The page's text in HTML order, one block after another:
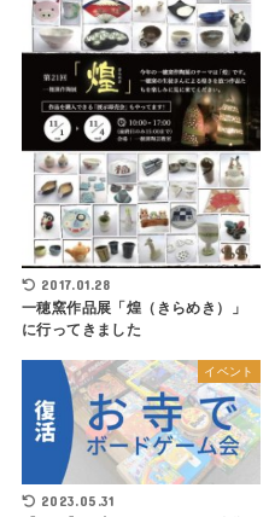
2017.01.28
一穂窯作品展「煌（きらめき）」
に行ってきました
イベント
2023.05.31